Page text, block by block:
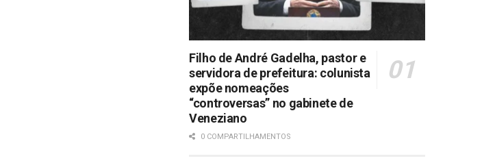
Filho de André Gadelha, pastor e
servidora de prefeitura: colunista
expõe nomeações
“controversas” no gabinete de
Veneziano
0 COMPARTILHAMENTOS